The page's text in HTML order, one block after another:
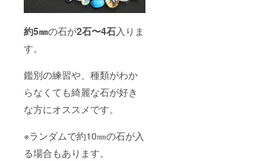
約5㎜の石が2石〜4石入りま
す。
鑑別の練習や、種類がわか
らなくても綺麗な石が好き
な方にオススメです。
※ランダムで約10㎜の石が入
る場合もあります。